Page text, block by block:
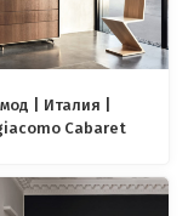
| Италия |
Cabaret